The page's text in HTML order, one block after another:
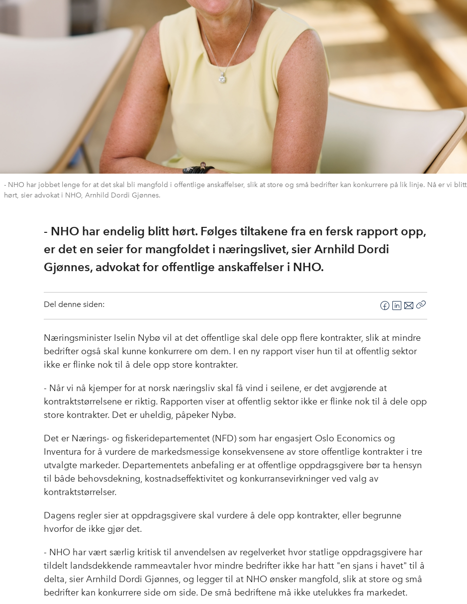
- NHO har jobbet lenge for at det skal bli mangfold i offentlige anskaffelser, slik at store og små bedrifter kan konkurrere på lik linje. Nå er vi blitt
hørt, sier advokat i NHO, Arnhild Dordi Gjønnes.
- NHO har endelig blitt hørt. Følges tiltakene fra en fersk rapport opp,
er det en seier for mangfoldet i næringslivet, sier Arnhild Dordi
Gjønnes, advokat for offentlige anskaffelser i NHO.
Del denne siden:
F
a
c
e
k
L
i
n
E
-
p
Næringsminister Iselin Nybø vil at det offentlige skal dele opp flere kontrakter, slik at mindre
bedrifter også skal kunne konkurrere om dem. I en ny rapport viser hun til at offentlig sektor
ikke er flinke nok til å dele opp store kontrakter.
- Når vi nå kjemper for at norsk næringsliv skal få vind i seilene, er det avgjørende at
kontraktstørrelsene er riktig. Rapporten viser at offentlig sektor ikke er flinke nok til å dele opp
store kontrakter. Det er uheldig, påpeker Nybø.
Det er Nærings- og fiskeridepartementet (NFD) som har engasjert Oslo Economics og
Inventura for å vurdere de markedsmessige konsekvensene av store offentlige kontrakter i tre
utvalgte markeder. Departementets anbefaling er at offentlige oppdragsgivere bør ta hensyn
til både behovsdekning, kostnadseffektivitet og konkurransevirkninger ved valg av
kontraktstørrelser.
Dagens regler sier at oppdragsgivere skal vurdere å dele opp kontrakter, eller begrunne
hvorfor de ikke gjør det.
- NHO har vært særlig kritisk til anvendelsen av regelverket hvor statlige oppdragsgivere har
tildelt landsdekkende rammeavtaler hvor mindre bedrifter ikke har hatt "en sjans i havet" til å
delta, sier Arnhild Dordi Gjønnes, og legger til at NHO ønsker mangfold, slik at store og små
bedrifter kan konkurrere side om side. De små bedriftene må ikke utelukkes fra markedet.